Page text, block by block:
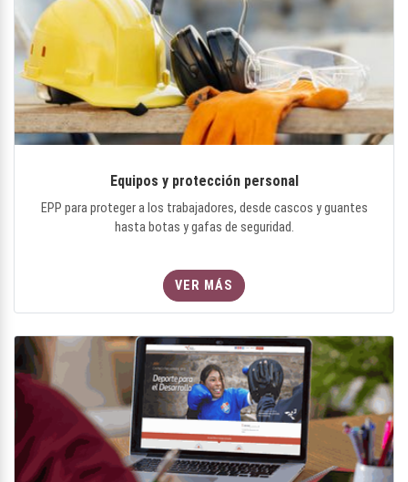
Equipos y protección personal
EPP para proteger a los trabajadores, desde cascos y guantes
hasta botas y gafas de seguridad.
VER MÁS